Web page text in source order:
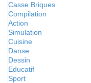
Casse Briques
Compilation
Action
Simulation
Cuisine
Danse
Dessin
Educatif
Sport